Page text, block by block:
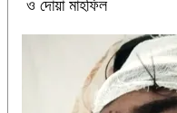
ও দোয়া মাহফিল